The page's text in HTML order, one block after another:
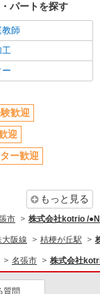
パートを探す
教師
工
ー
歓迎
迎
ー歓迎
もっと見る
市 株式会社kotrio /
大阪線 桔梗が丘駅
名張市 株式会社
質問